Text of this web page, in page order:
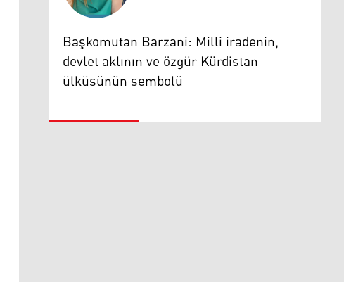
Muazzez Baktaş
Başkomutan Barzani: Milli iradenin,
devlet aklının ve özgür Kürdistan
ülküsünün sembolü